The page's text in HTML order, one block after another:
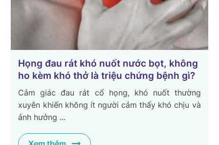
Họng đau rát khó nuốt nước bọt, không
ho kèm khó thở là triệu chứng bệnh gì?
Cảm giác đau rát cổ họng, khó nuốt thường
xuyên khiến không ít người cảm thấy khó chịu và
ảnh hưởng ...